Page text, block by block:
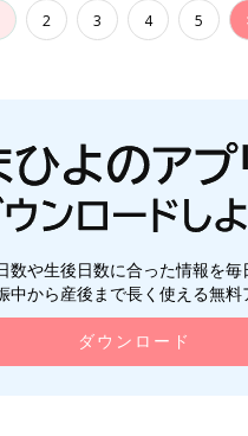
2 3 4 5
数や生後日数に合った情報を毎
中から産後まで長く使える無料
ダウンロード